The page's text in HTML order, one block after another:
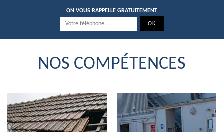
ON VOUS RAPPELLE GRATUITEMENT
NOS COMPÉTENCES